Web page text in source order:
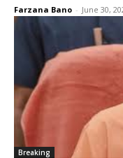
Farzana Bano - June 30,
Breaking